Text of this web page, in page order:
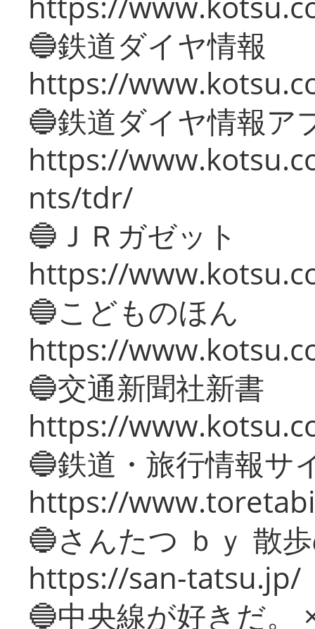
🔵鉄道ダイヤ情報
https://
🔵鉄道ダイヤ情報ア
https://
nts/tdr/
🔵ＪＲガゼット
https://
🔵こどものほん
https://
🔵交通新聞社新書
https://
🔵鉄道・旅行情報サ
https://
🔵さんたつ ｂｙ 散
https://san-tatsu.jp/
🔵中央線が好きだ。